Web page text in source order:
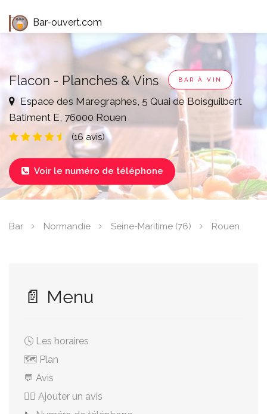
Bar-ouvert.com
Flacon - Planches & Vins BAR À VIN
Espace des Maregraphes, 5 Quai de Boisguilbert
Batiment E, 76000 Rouen
(16 avis)
 Voir le numéro de téléphone
Bar Normandie Seine-Maritime (76) Rouen
📄 Menu
🕓 Les horaires
🗺️ Plan
💬 Avis
✍🏻 Ajouter un avis